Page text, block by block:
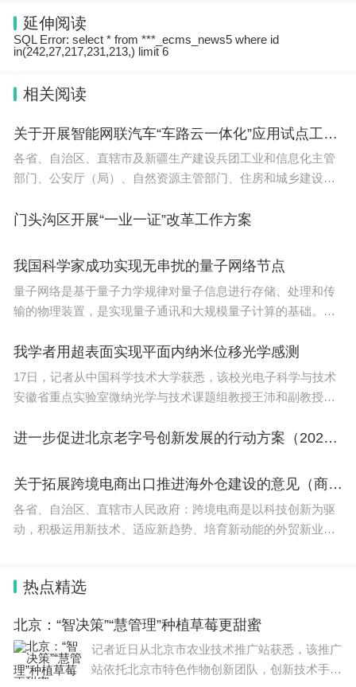
三是近几年就业行情不好，很多学生就想着延缓就
种现象又在蔓延。现在的英国留学呈现两极化，去q
s100以后学校的学生越来越少了，因为有些学生觉
得毕业了，就业也就这么回事，就没之前那个内驱力
了。但追求名校的学生，也来越多了，大家多在往少
狱难度了。
No.2开始复苏的LBS
伦敦商学院这种学校在经济行情好的周期里面，可能
没那么受欢迎，毕竟读什么都好就业。但在行情波动
的时候，这种学校的含金量会一下子和其他学校对比
就业形势太好了，毕竟这个学校的在读学生，入读第
一件事，就是开始准备简历，然后不是在改简历的路
专业也少得可怜，但抵不住申请的人数暴涨。
以2025为例，LBS这个学校申请量单个暴涨210%，
延伸阅读
SQL Error: select * from ***_ecms_news5 where id
in(242,27,217,231,213,) limit 6
相关阅读
关于开展智能网联汽车“车路云一体化”应用试点工作的通知（工信部联通装〔2023〕268号）
各省、自治区、直辖市及新疆生产建设兵团工业和信息化主管
部门、公安厅（局）、自然资源主管部门、住房和城乡建设厅
车产业发展规划（2021-2035
门头沟区开展“一业一证”改革工作方案
我国科学家成功实现无串扰的量子网络节点
量子网络是基于量子力学规律对量子信息进行存储、处理和传
输的物理装置，是实现量子通讯和大规模量子计算的基础。清
上首次实现无串扰的量子网络节点，对未来实现量
我学者用超表面实现平面内纳米位移光学感测
17日，记者从中国科学技术大学获悉，该校光电子科学与技术
安徽省重点实验室微纳光学与技术课题组教授王沛和副教授鲁
息映射为双通道偏光干涉的光强变化，实现了平面内
进一步促进北京老字号创新发展的行动方案（2023-2025年）
关于拓展跨境电商出口推进海外仓建设的意见（商贸发[2024]125号）
各省、自治区、直辖市人民政府：跨境电商是以科技创新为驱
动，积极运用新技术、适应新趋势、培育新动能的外贸新业态
热点精选
北京：“智决策”“慧管理”种植草莓更甜蜜
记者近日从北京市农业技术推广站获悉，该推广
站依托北京市特色作物创新团队，创新技术手